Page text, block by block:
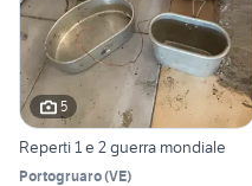
5
Reperti 1 e 2 guerra mondiale
Portogruaro(VE)